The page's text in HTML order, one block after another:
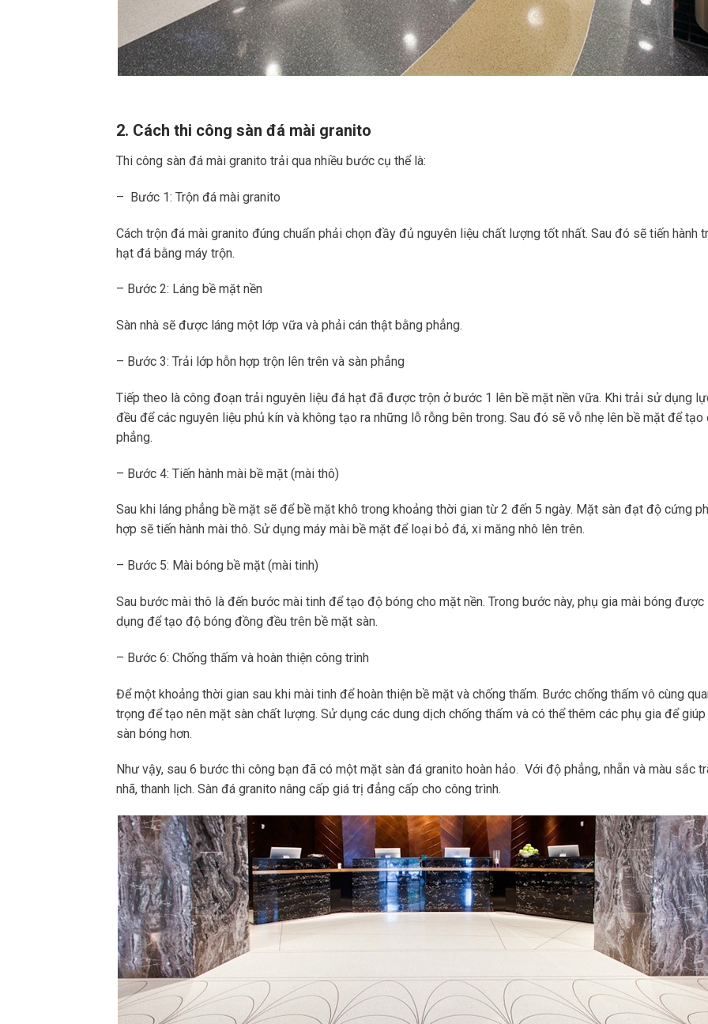
2. Cách thi công sàn đá mài granito
Thi công sàn đá mài granito trải qua nhiều bước cụ thể là:
– Bước 1: Trộn đá mài granito
Cách trộn đá mài granito đúng chuẩn phải chọn đầy đủ nguyên liệu chất lượng tốt nhất. Sau đó sẽ tiến hành
hạt đá bằng máy trộn.
– Bước 2: Láng bề mặt nền
Sàn nhà sẽ được láng một lớp vữa và phải cán thật bằng phẳng.
– Bước 3: Trải lớp hỗn hợp trộn lên trên và sàn phẳng
Tiếp theo là công đoạn trải nguyên liệu đá hạt đã được trộn ở bước 1 lên bề mặt nền vữa. Khi trải sử dụng
đều để các nguyên liệu phủ kín và không tạo ra những lỗ rỗng bên trong. Sau đó sẽ vỗ nhẹ lên bề mặt để tạo
phẳng.
– Bước 4: Tiến hành mài bề mặt (mài thô)
Sau khi láng phẳng bề mặt sẽ để bề mặt khô trong khoảng thời gian từ 2 đến 5 ngày. Mặt sàn đạt độ cứng
hợp sẽ tiến hành mài thô. Sử dụng máy mài bề mặt để loại bỏ đá, xi măng nhô lên trên.
– Bước 5: Mài bóng bề mặt (mài tinh)
Sau bước mài thô là đến bước mài tinh để tạo độ bóng cho mặt nền. Trong bước này, phụ gia mài bóng
dụng để tạo độ bóng đồng đều trên bề mặt sàn.
– Bước 6: Chống thấm và hoàn thiện công trình
Để một khoảng thời gian sau khi mài tinh để hoàn thiện bề mặt và chống thấm. Bước chống thấm vô cùng
trọng để tạo nên mặt sàn chất lượng. Sử dụng các dung dịch chống thấm và có thể thêm các phụ gia để giúp
sàn bóng hơn.
Như vậy, sau 6 bước thi công bạn đã có một mặt sàn đá granito hoàn hảo. Với độ phẳng, nhẵn và màu sắc
nhã, thanh lịch. Sàn đá granito nâng cấp giá trị đẳng cấp cho công trình.